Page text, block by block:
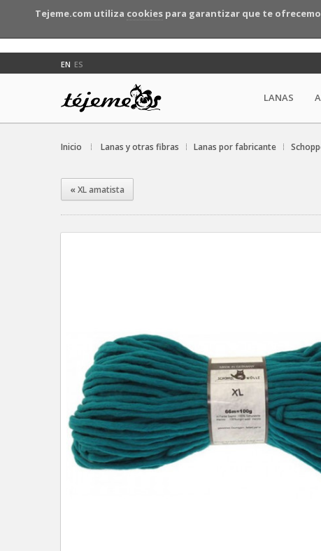
Tejeme.com utiliza cookies para garantizar que te
EN ES
LANAS
Inicio Lanas y otras fibras Lanas por fabricante
«XL amatista